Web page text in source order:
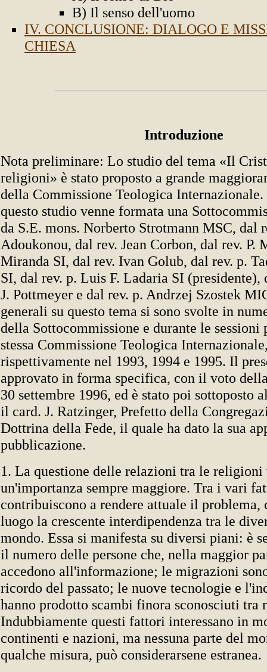
B) Il senso dell'uomo
IV. CONCLUSIONE: DIALOGO E
CHIESA
Introduzione
Nota preliminare: Lo studio del tema «Il
religioni» è stato proposto a grande
della Commissione Teologica Internazionale.
questo studio venne formata una
da S.E. mons. Norberto Strotmann MSC, dal
Adoukonou, dal rev. Jean Corbon, dal rev. P.
Miranda SI, dal rev. Ivan Golub, dal rev. p.
SI, dal rev. p. Luis F. Ladaria SI (presidente),
J. Pottmeyer e dal rev. p. Andrzej Szostek
generali su questo tema si sono svolte in
della Sottocommissione e durante le sessioni
stessa Commissione Teologica
rispettivamente nel 1993, 1994 e 1995. Il
approvato in forma specifica, con il voto
30 settembre 1996, ed è stato poi sottoposto
il card. J. Ratzinger, Prefetto della
Dottrina della Fede, il quale ha dato la sua
pubblicazione.
1. La questione delle relazioni tra le religioni
un'importanza sempre maggiore. Tra i vari
contribuiscono a rendere attuale il problema,
luogo la crescente interdipendenza tra le
mondo. Essa si manifesta su diversi piani: è
il numero delle persone che, nella maggior
accedono all'informazione; le migrazioni
ricordo del passato; le nuove tecnologie e
hanno prodotto scambi finora sconosciuti tra
Indubbiamente questi fattori interessano in
continenti e nazioni, ma nessuna parte del
qualche misura, può considerarsene estranea.